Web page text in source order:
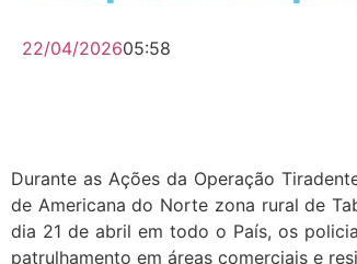
22/04/202605:58
Durante as Ações da Operação
de Americana do Norte zona rural de
dia 21 de abril em todo o País, os
patrulhamento em áreas comerciais e